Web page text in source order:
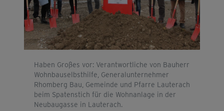
Haben Großes vor: Verantwortliche von Bauherr
Wohnbauselbsthilfe, Generalunternehmer
Rhomberg Bau, Gemeinde und Pfarre Lauterach
beim Spatenstich für die Wohnanlage in der
Neubaugasse in Lauterach.